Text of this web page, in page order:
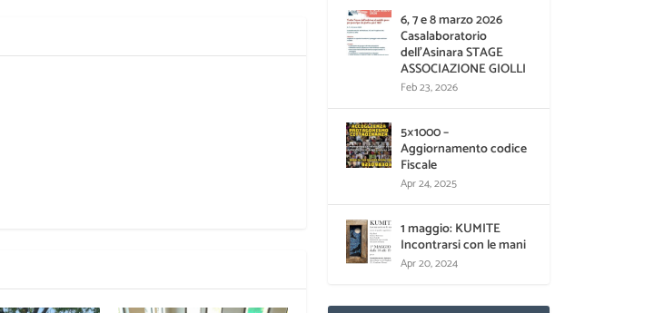
6, 7 e 8 marzo 2026
Casalaboratorio
dell’Asinara STAGE
ASSOCIAZIONE GIOLLI
Feb 23, 2026
5×1000 –
Aggiornamento codice
Fiscale
Apr 24, 2025
1 maggio: KUMITE
Incontrarsi con le mani
Apr 20, 2024